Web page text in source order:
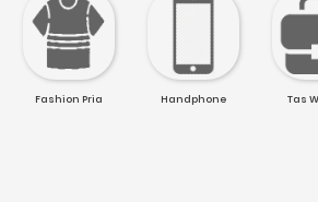
Fashion Pria Handphone Tas